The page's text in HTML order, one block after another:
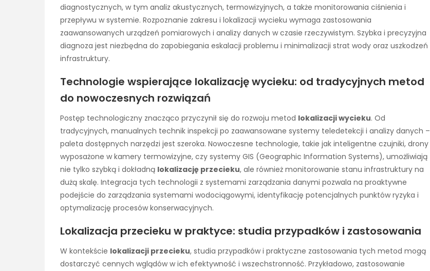
diagnostycznych, w tym analiz akustycznych, termowizyjnych, a także monitorowania ciśnienia i
przepływu w systemie. Rozpoznanie zakresu i lokalizacji wycieku wymaga zastosowania
zaawansowanych urządzeń pomiarowych i analizy danych w czasie rzeczywistym. Szybka i precyzyjna
diagnoza jest niezbędna do zapobiegania eskalacji problemu i minimalizacji strat wody oraz uszkodzeń
infrastruktury.
Technologie wspierające lokalizację wycieku: od tradycyjnych metod
do nowoczesnych rozwiązań
Postęp technologiczny znacząco przyczynił się do rozwoju metod lokalizacji wycieku. Od
tradycyjnych, manualnych technik inspekcji po zaawansowane systemy teledetekcji i analizy danych –
paleta dostępnych narzędzi jest szeroka. Nowoczesne technologie, takie jak inteligentne czujniki, drony
wyposażone w kamery termowizyjne, czy systemy GIS (Geographic Information Systems), umożliwiają
nie tylko szybką i dokładną lokalizację przecieku, ale również monitorowanie stanu infrastruktury na
dużą skalę. Integracja tych technologii z systemami zarządzania danymi pozwala na proaktywne
podejście do zarządzania systemami wodociągowymi, identyfikację potencjalnych punktów ryzyka i
optymalizację procesów konserwacyjnych.
Lokalizacja przecieku w praktyce: studia przypadków i zastosowania
W kontekście lokalizacji przecieku, studia przypadków i praktyczne zastosowania tych metod mogą
dostarczyć cennych wglądów w ich efektywność i wszechstronność. Przykładowo, zastosowanie